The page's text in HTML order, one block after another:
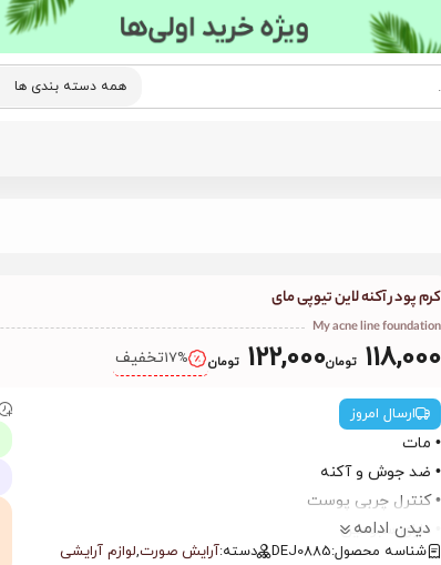
کرم پودر آکنه لاین تیوپی مای
My acne line foundation
118,000 تومان122,000 تومان 17%تخفیف
ارسال امروز
• مات
• ضد جوش و آکنه
• کنترل چربی پوست
• دارای سبومین
دیدن ادامه
شناسه محصول:DEJ0885 دسته:آرایش صورت,لوازم آرایشی